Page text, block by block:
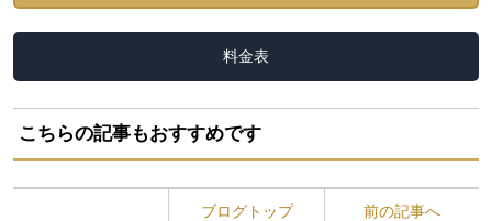
料金表
こちらの記事もおすすめです
ブログトップ 前の記事へ